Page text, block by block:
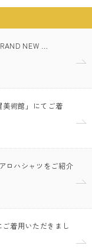
NEW …
術館」にてご着
ロハシャツをご紹介
ご着用いただきまし